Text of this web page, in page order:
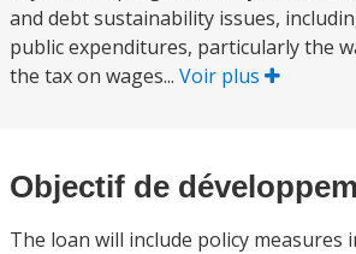
and debt sustainability issues,
public expenditures, particularly the
the tax on wages... Voir plus
Objectif de
The loan will include policy measures